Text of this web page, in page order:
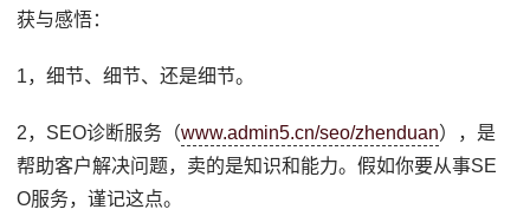
获与感悟：
1，细节、细节、还是细节。
2，SEO诊断服务（www.admin5.cn/seo/zhenduan），是
帮助客户解决问题，卖的是知识和能力。假如你要从事SE
O服务，谨记这点。